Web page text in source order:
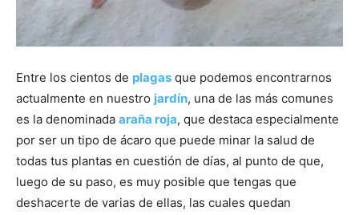
Entre los cientos de plagas que podemos encontrarnos
actualmente en nuestro jardín, una de las más comunes
es la denominada araña roja, que destaca especialmente
por ser un tipo de ácaro que puede minar la salud de
todas tus plantas en cuestión de días, al punto de que,
luego de su paso, es muy posible que tengas que
deshacerte de varias de ellas, las cuales quedan